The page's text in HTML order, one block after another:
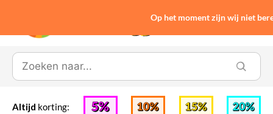
0
Altijd korting:
Op het moment zijn wij niet